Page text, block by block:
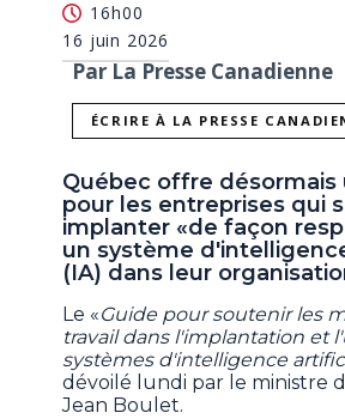
16h00
16 juin 2026
Par La Presse Canadienne
ÉCRIRE À LA PRESSE
Québec offre désormais
pour les entreprises qui
implanter «de façon
un système
(IA) dans leur
Le «Guide pour soutenir les
travail dans l'implantation et
systèmes d'intelligence
dévoilé lundi par le ministre
Jean Boulet.